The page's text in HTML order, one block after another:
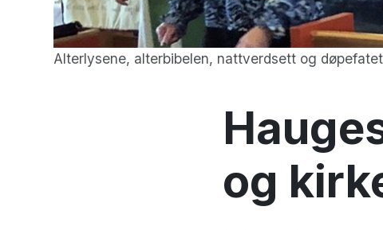
Alterlysene, alterbibelen, nattverdsett og
og